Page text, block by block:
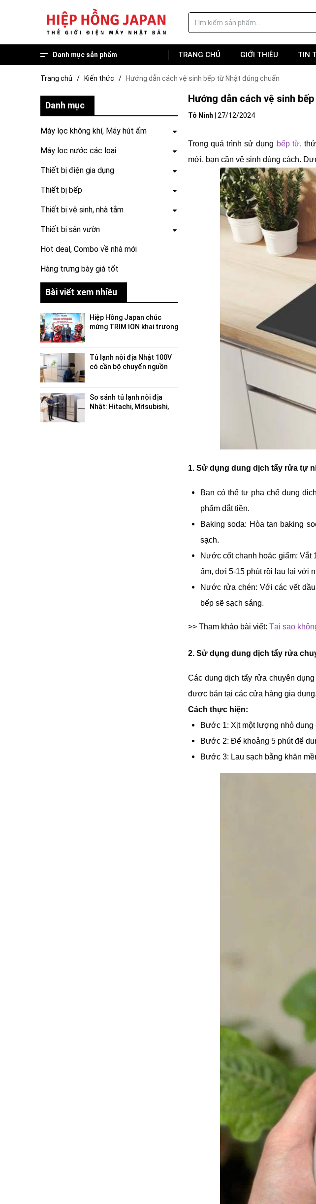
Danh mục sản phẩm TRANG CHỦ GIỚI THIỆU TIN
Trang chủ / Kiến thức / Hướng dẫn cách vệ sinh bếp từ Nhật đúng chuẩn
Danh mục
Máy lọc không khí, Máy hút ẩm
Máy lọc nước các loại
Thiết bị điện gia dụng
Thiết bị bếp
Thiết bị vệ sinh, nhà tắm
Thiết bị sân vườn
Hot deal, Combo về nhà mới
Hàng trưng bày giá tốt
Bài viết xem nhiều
Hiệp Hồng Japan chúc
mừng TRIM ION khai trương
Việt Nam
Tủ lạnh nội địa Nhật 100V
có cần bộ chuyển nguồn
So sánh tủ lạnh nội địa
Nhật: Hitachi, Mitsubishi,
Hướng dẫn cách vệ sinh
Tô Ninh 27/12/2024
Trong quá trình sử dụng bếp từ,
mới, bạn cần vệ sinh đúng cách.
1. Sử dụng dung dịch tẩy rửa tự
Bạn có thể tự pha chế dung
phẩm đắt tiền.
Baking soda: Hòa tan baking
sạch.
Nước cốt chanh hoặc giấm: Vắt
ẩm, đợi 5-15 phút rồi lau lại với
Nước rửa chén: Với các vết
bếp sẽ sạch sáng.
>> Tham khảo bài viết: Tại sao
2. Sử dụng dung dịch tẩy rửa
Các dung dịch tẩy rửa chuyên
được bán tại các cửa hàng gia dụng.
Cách thực hiện:
Bước 1: Xịt một lượng nhỏ dung
Bước 2: Để khoảng 5 phút để
Bước 3: Lau sạch bằng khăn